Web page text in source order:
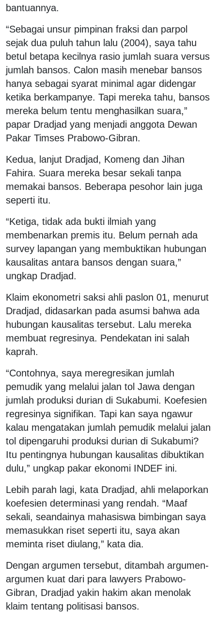
bantuannya.
“Sebagai unsur pimpinan fraksi dan parpol
sejak dua puluh tahun lalu (2004), saya tahu
betul betapa kecilnya rasio jumlah suara versus
jumlah bansos. Calon masih menebar bansos
hanya sebagai syarat minimal agar didengar
ketika berkampanye. Tapi mereka tahu, bansos
mereka belum tentu menghasilkan suara,”
papar Dradjad yang menjadi anggota Dewan
Pakar Timses Prabowo-Gibran.
Kedua, lanjut Dradjad, Komeng dan Jihan
Fahira. Suara mereka besar sekali tanpa
memakai bansos. Beberapa pesohor lain juga
seperti itu.
“Ketiga, tidak ada bukti ilmiah yang
membenarkan premis itu. Belum pernah ada
survey lapangan yang membuktikan hubungan
kausalitas antara bansos dengan suara,”
ungkap Dradjad.
Klaim ekonometri saksi ahli paslon 01, menurut
Dradjad, didasarkan pada asumsi bahwa ada
hubungan kausalitas tersebut. Lalu mereka
membuat regresinya. Pendekatan ini salah
kaprah.
“Contohnya, saya meregresikan jumlah
pemudik yang melalui jalan tol Jawa dengan
jumlah produksi durian di Sukabumi. Koefesien
regresinya signifikan. Tapi kan saya ngawur
kalau mengatakan jumlah pemudik melalui jalan
tol dipengaruhi produksi durian di Sukabumi?
Itu pentingnya hubungan kausalitas dibuktikan
dulu,” ungkap pakar ekonomi INDEF ini.
Lebih parah lagi, kata Dradjad, ahli melaporkan
koefesien determinasi yang rendah. “Maaf
sekali, seandainya mahasiswa bimbingan saya
memasukkan riset seperti itu, saya akan
meminta riset diulang,” kata dia.
Dengan argumen tersebut, ditambah argumen-
argumen kuat dari para lawyers Prabowo-
Gibran, Dradjad yakin hakim akan menolak
klaim tentang politisasi bansos.